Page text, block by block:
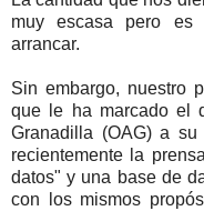
muy escasa pero
arrancar.
Sin embargo, nuestro
que le ha marcado el
Granadilla (OAG) a
recientemente la
datos" y una base de
con los mismos